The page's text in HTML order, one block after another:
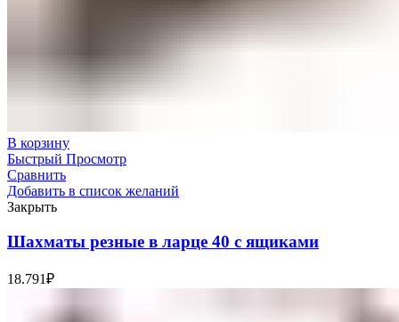
В корзину
Быстрый Просмотр
Сравнить
Добавить в список желаний
Закрыть
Шахматы резные в ларце 40 с ящиками
18.791₽